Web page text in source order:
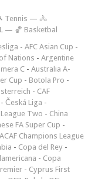
Tennis — 🚴
— 🏀 Basketbal
- AFC Asian Cup -
Nations - Argentine
C - Australia A-
Cup - Botola Pro -
- CAF
- Česká Liga -
League Two - China
FA Super Cup -
Champions League
- Copa del Rey -
- Copa
- Cyprus First